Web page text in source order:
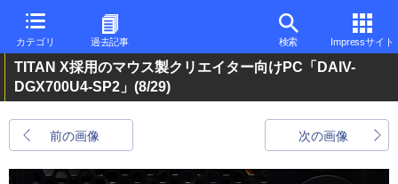
カテゴリ 過去記事 検索 Impressサイト
TITAN X採用のマウス製クリエイター向けPC「DAIV-
DGX700U4-SP2」 (8/29)
前の画像 次の画像